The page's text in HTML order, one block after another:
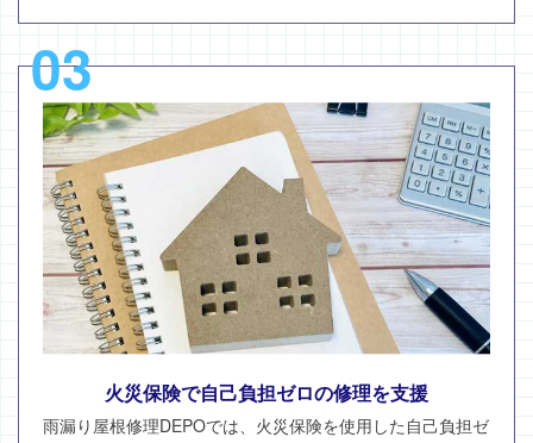
03
火災保険で自己負担ゼロの修理を支援
雨漏り屋根修理DEPOでは、火災保険を使用した自己負担ゼ